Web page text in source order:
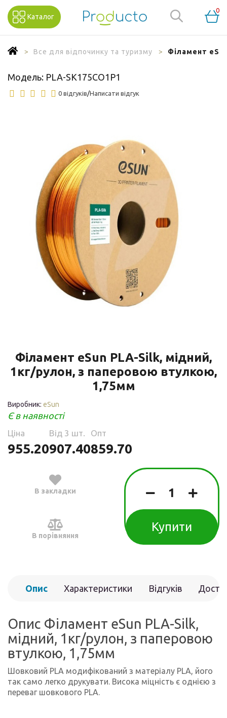
Каталог
0
Все для відпочинку та туризму Філамент
Модель: PLA-SK175CO1P1
0 відгуків/Написати відгук
Філамент eSun PLA-Silk, мідний,
1кг/рулон, з паперовою втулкою,
1,75мм
Виробник: eSun
Є в наявності
Ціна
955.20
Від 3 шт.
907.40
Опт
859.70
В закладки
В порівняння
Купити
Опис Характеристики Відгуків
Опис Філамент eSun PLA-Silk,
мідний, 1кг/рулон, з паперовою
втулкою, 1,75мм
Шовковий PLA модифікований з матеріалу PLA, його
так само легко друкувати. Висока міцність є однією з
переваг шовкового PLA.